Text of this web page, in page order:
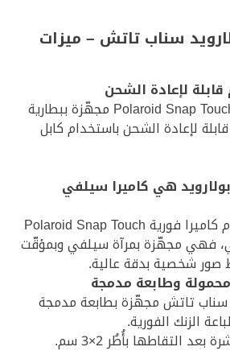
سناب تاتش – ميزات
قابلة لإعادة الشحن
كاميرا بفورية Polaroid Snap Touch مجهّزة ببطارية
لإعادة الشحن باستخدام كابل
هي كاميرا سيلفي
يمكنك استخدام كاميرا فورية Polaroid Snap Touch
فهي مجهّزة بمرآة سيلفي وبمؤقّت
صور شخصية بدقة عالية.
محمولة وطابعة مدمجة
سناب تاتش مجهّزة بطابعة مدمجة
الزنك الفورية.
التقاطها بأُطُر 2×3 سم.